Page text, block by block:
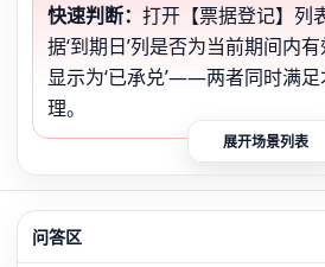
快速判断： 打开【票据登记】列
据‘到期日’列是否为当前期间内有
显示为‘已承兑’——两者同时满
理。
展开场景列表
问答区